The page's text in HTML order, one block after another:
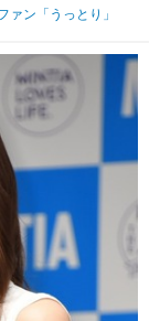
その他
ン「うっとり」